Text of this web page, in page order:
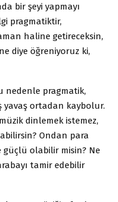
bir şeyi yapmayı
pragmatiktir,
haline getireceksin,
diye öğreniyoruz ki,
nedenle pragmatik,
yavaş ortadan kaybolur.
dinlemek istemez,
Ondan para
güçlü olabilir misin? Ne
tamir edebilir